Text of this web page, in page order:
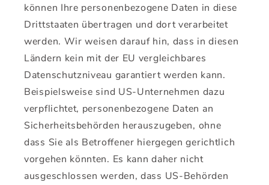
können Ihre personenbezogene Daten in diese
Drittstaaten übertragen und dort verarbeitet
werden. Wir weisen darauf hin, dass in diesen
Ländern kein mit der EU vergleichbares
Datenschutzniveau garantiert werden kann.
Beispielsweise sind US-Unternehmen dazu
verpflichtet, personenbezogene Daten an
Sicherheitsbehörden herauszugeben, ohne
dass Sie als Betroffener hiergegen gerichtlich
vorgehen könnten. Es kann daher nicht
ausgeschlossen werden, dass US-Behörden